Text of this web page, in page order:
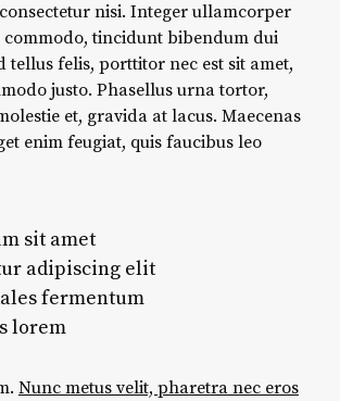
nisi. Integer ullamcorper
commodo, tincidunt bibendum dui
tellus felis, porttitor nec est sit amet,
justo. Phasellus urna tortor,
et, gravida at lacus. Maecenas
enim feugiat, quis faucibus leo
sit amet
adipiscing elit
fermentum
lorem
Nunc metus velit, pharetra nec eros